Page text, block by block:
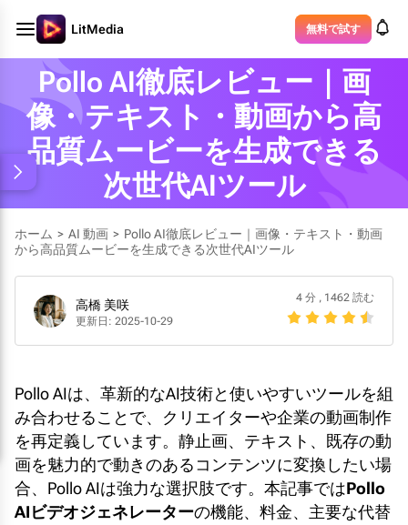
LitMedia 無料で試す
Pollo AI徹底レビュー｜画
像・テキスト・動画から高
品質ムービーを生成できる
次世代AIツール
ホーム > AI 動画 > Pollo AI徹底レビュー｜画像・テキスト・動画
から高品質ムービーを生成できる次世代AIツール
高橋 美咲
更新日: 2025-10-29
4 分 , 1462 読む
Pollo AIは、革新的なAI技術と使いやすいツールを組
み合わせることで、クリエイターや企業の動画制作
を再定義しています。静止画、テキスト、既存の動
画を魅力的で動きのあるコンテンツに変換したい場
合、Pollo AIは強力な選択肢です。本記事ではPollo
AIビデオジェネレーターの機能、料金、主要な代替